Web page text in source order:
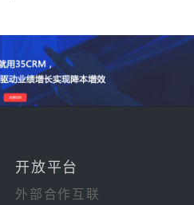
开放平台
外部合作互联